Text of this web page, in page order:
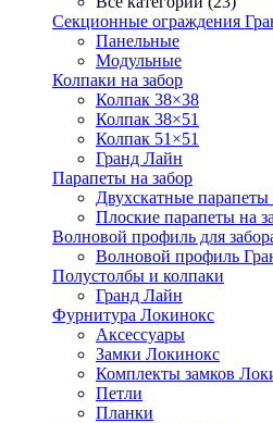
Секционные ограждения
Панельные
Модульные
Колпаки на забор
Колпак 38×38
Колпак 38×51
Колпак 51×51
Гранд Лайн
Парапеты на забор
Двухскатные парапеты
Плоские парапеты на
Волновой профиль для
Волновой профиль
Полустолбы и колпаки
Гранд Лайн
Фурнитура Локинокс
Аксессуары
Замки Локинокс
Комплекты замков
Петли
Планки